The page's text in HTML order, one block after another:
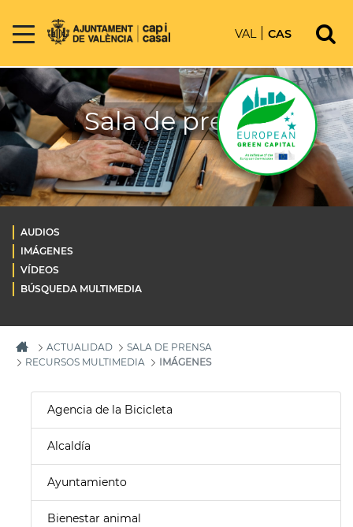
VAL CAS
Sala de prensa
AUDIOS
IMÁGENES
VÍDEOS
BÚSQUEDA MULTIMEDIA
ACTUALIDAD
SALA DE PRENSA
RECURSOS MULTIMEDIA
IMÁGENES
Agencia de la Bicicleta
Alcaldía
Ayuntamiento
Bienestar animal